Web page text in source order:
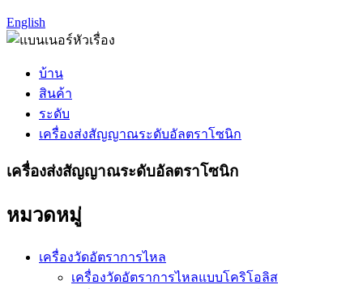
English
บ้าน
สินค้า
ระดับ
เครื่องส่งสัญญาณระดับอัลตราโซนิก
เครื่องส่งสัญญาณระดับอัลตราโซนิก
หมวดหมู่
เครื่องวัดอัตราการไหล
เครื่องวัดอัตราการไหลแบบโคริโอลิส